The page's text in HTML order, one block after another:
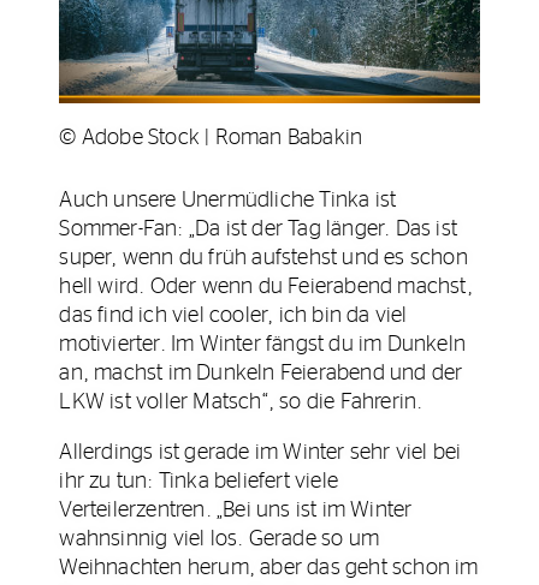
© Adobe Stock | Roman Babakin
Auch unsere Unermüdliche Tinka ist
Sommer-Fan: „Da ist der Tag länger. Das ist
super, wenn du früh aufstehst und es schon
hell wird. Oder wenn du Feierabend machst,
das find ich viel cooler, ich bin da viel
motivierter. Im Winter fängst du im Dunkeln
an, machst im Dunkeln Feierabend und der
LKW ist voller Matsch“, so die Fahrerin.
Allerdings ist gerade im Winter sehr viel bei
ihr zu tun: Tinka beliefert viele
Verteilerzentren. „Bei uns ist im Winter
wahnsinnig viel los. Gerade so um
Weihnachten herum, aber das geht schon im